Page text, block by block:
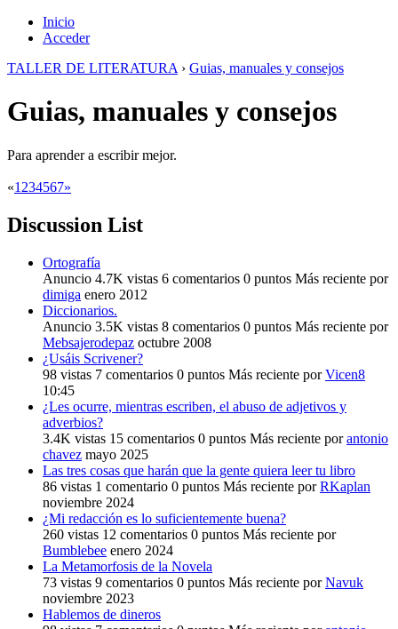
Inicio
Acceder
TALLER DE LITERATURA › Guias, manuales y consejos
Guias, manuales y consejos
Para aprender a escribir mejor.
«1 234567»
Discussion List
Ortografía
Anuncio 4.7K vistas 6 comentarios 0 puntos Más reciente por
dimiga enero 2012
Diccionarios.
Anuncio 3.5K vistas 8 comentarios 0 puntos Más reciente por
Mebsajerodepaz octubre 2008
¿Usáis Scrivener?
98 vistas 7 comentarios 0 puntos Más reciente porVicen8
10:45
¿Les ocurre, mientras escriben, el abuso de adjetivos y
adverbios?
3.4K vistas 15 comentarios 0 puntos Más reciente porantonio
chavez mayo 2025
Las tres cosas que harán que la gente quiera leer tu libro
86 vistas 1 comentario 0 puntos Más reciente porRKaplan
noviembre 2024
¿Mi redacción es lo suficientemente buena?
260 vistas 12 comentarios 0 puntos Más reciente por
Bumblebee enero 2024
La Metamorfosis de la Novela
73 vistas 9 comentarios 0 puntos Más reciente porNavuk
noviembre 2023
Hablemos de dineros